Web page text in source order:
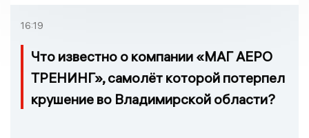
16:19
Что известно о компании «МАГ АЕРО
ТРЕНИНГ», самолёт которой потерпел
крушение во Владимирской области?